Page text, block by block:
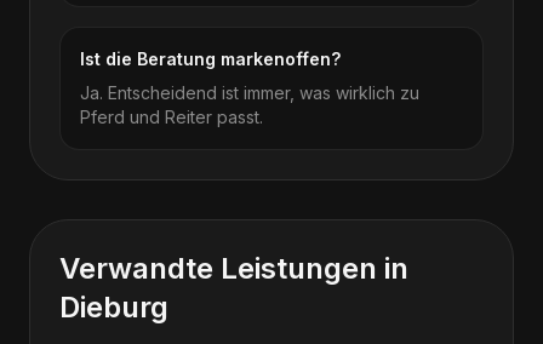
Ist die Beratung markenoffen?
Ja. Entscheidend ist immer, was wirklich zu
Pferd und Reiter passt.
Verwandte Leistungen in
Dieburg